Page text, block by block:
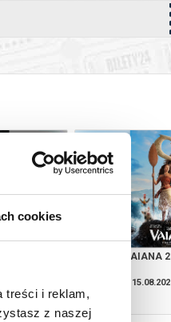
cookies
treści i reklam,
z naszej
kup bilet
VAIANA